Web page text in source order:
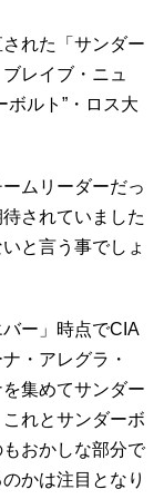
れた「サンダー
レイブ・ニュ
ボルト”・ロス大
ムリーダーだっ
されていました
と言う事でしょ
バー」時点でCIA
・アレグラ・
集めてサンダー
れとサンダーボ
おかしな部分で
かは注目となり